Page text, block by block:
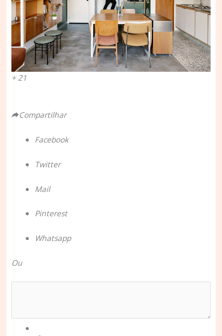
+ 21
Compartilhar
Facebook
Twitter
Mail
Pinterest
Whatsapp
Ou